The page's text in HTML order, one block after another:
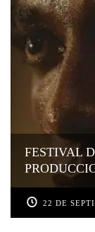
FESTIVAL
22 DE